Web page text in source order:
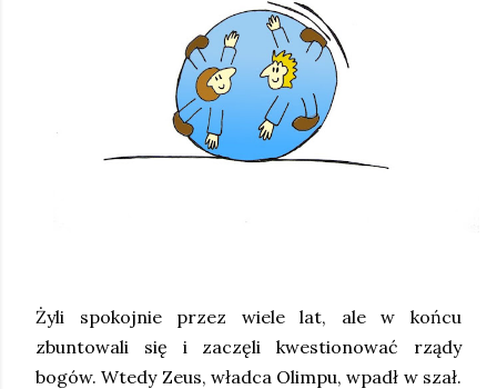
Żyli spokojnie przez wiele lat, ale w końcu
zbuntowali się i zaczęli kwestionować rządy
bogów. Wtedy Zeus, władca Olimpu, wpadł w szał.